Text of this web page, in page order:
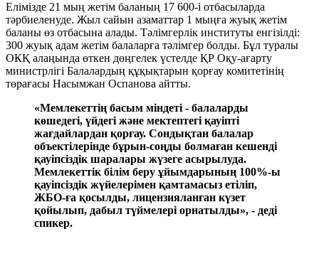
Елімізде 21 мың жетім баланың 17 600-і отбасыларда
тәрбиеленуде. Жыл сайын азаматтар 1 мыңға жуық жетім
баланы өз отбасына алады. Тәлімгерлік институты енгізілді:
300 жуық адам жетім балаларға тәлімгер болды. Бұл туралы
ОКҚ алаңында өткен дөңгелек үстелде ҚР Оқу-ағарту
министрлігі Балалардың құқықтарын қорғау комитетінің
төрағасы Насымжан Оспанова айтты.
«Мемлекеттің басым міндеті - балаларды
көшедегі, үйдегі және мектептегі қауіпті
жағдайлардан қорғау. Сондықтан балалар
объектілерінде бұрын-соңды болмаған кешенді
қауіпсіздік шаралары жүзеге асырылуда.
Мемлекеттік білім беру ұйымдарының 100%-ы
қауіпсіздік жүйелерімен қамтамасыз етіліп,
ЖБО-ға қосылды, лицензияланған күзет
қойылып, дабыл түймелері орнатылды», - деді
спикер.